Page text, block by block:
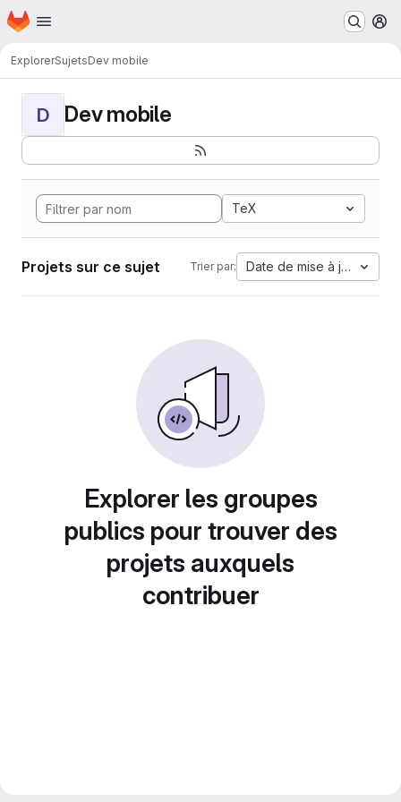
Passer au contenu principal
Page d'accueil
ExplorerSujetsDev mobile
D Dev mobile
TeX
Projets sur ce sujet Trier par: Date de mise à jour
Explorer les groupes
publics pour trouver des
projets auxquels
contribuer